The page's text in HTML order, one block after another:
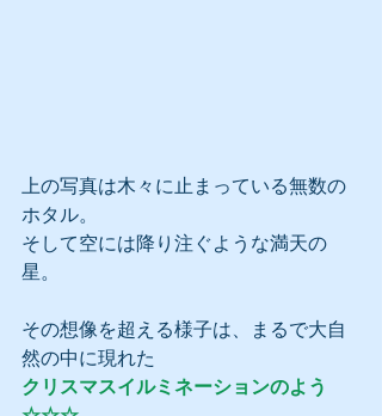
上の写真は木々に止まっている無数の
ホタル。
そして空には降り注ぐような満天の
星。
その想像を超える様子は、まるで大自
然の中に現れた
クリスマスイルミネーションのよう